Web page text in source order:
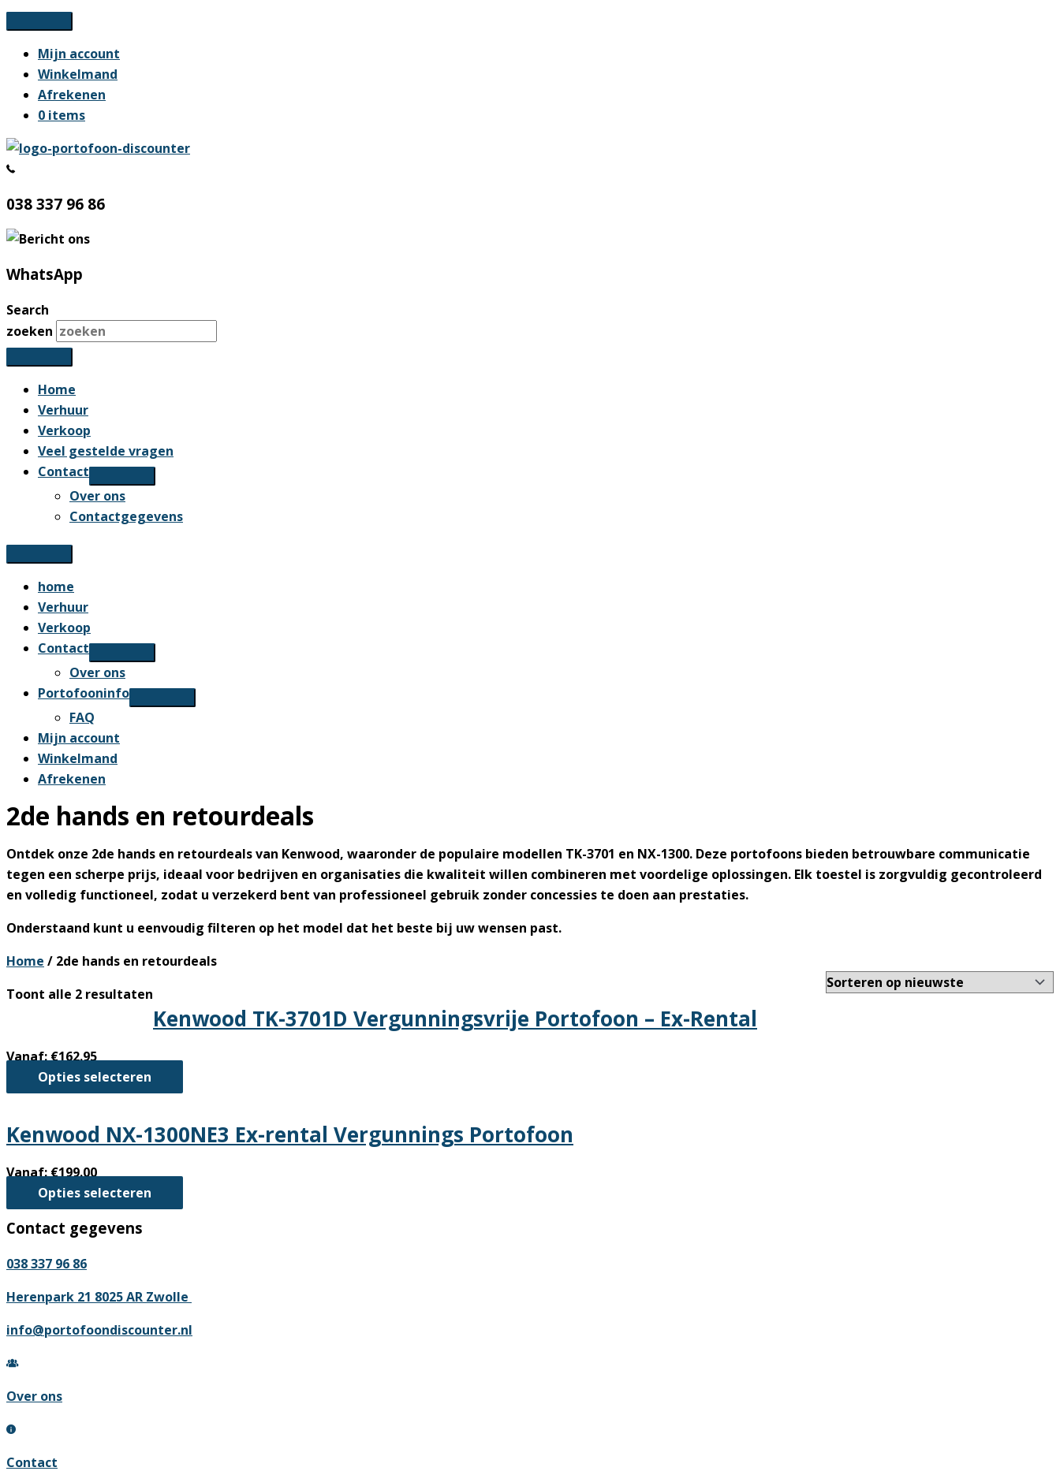
Ga
naar
inhoud
Mijn account
Winkelmand
Afrekenen
0 items
038 337 96 86
WhatsApp
Search
zoeken
Home
Verhuur
Verkoop
Veel gestelde vragen
Contact
Over ons
Contactgegevens
home
Verhuur
Verkoop
Contact
Over ons
Portofooninfo
FAQ
Mijn account
Winkelmand
Afrekenen
2de hands en retourdeals
Ontdek onze 2de hands en retourdealsvan Kenwood, waaronder de populaire modellen TK-3701 en NX-1300. Deze portofoons bieden betrouwbare communicatie
tegen een scherpe prijs, ideaal voor bedrijven en organisaties die kwaliteit willen combineren met voordelige oplossingen. Elk toestel is zorgvuldig gecontroleerd
en volledig functioneel, zodat u verzekerd bent van professioneel gebruik zonder concessies te doen aan prestaties.
Onderstaand kunt u eenvoudig filteren op het model dat het beste bij uw wensen past.
Home / 2de hands en retourdeals
Toont alle 2 resultaten
op
nieuwste
Kenwood TK-3701D Vergunningsvrije Portofoon – Ex-Rental
Vanaf:€162.95
Opties selecteren
product
meerdere
Deze
de
productpagina
Kenwood NX-1300NE3 Ex-rental Vergunnings Portofoon
Vanaf:€199.00
Opties selecteren
product
Deze
kan
Contact gegevens
038 337 96 86
Herenpark 21 8025 AR Zwolle
info@portofoondiscounter.nl
Over ons
Contact